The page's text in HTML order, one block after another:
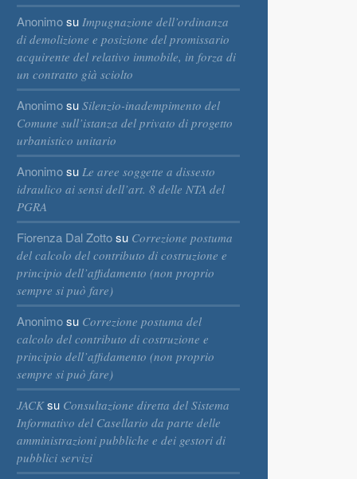
Anonimosu Impugnazione dell’ordinanza
di demolizione e posizione del promissario
acquirente del relativo immobile, in forza di
un contratto già sciolto
Anonimosu Silenzio-inadempimento del
Comune sull’istanza del privato di progetto
urbanistico unitario
Anonimosu Le aree soggette a dissesto
idraulico ai sensi dell’art. 8 delle NTA del
PGRA
Fiorenza Dal Zottosu Correzione postuma
del calcolo del contributo di costruzione e
principio dell’affidamento (non proprio
sempre si può fare)
Anonimosu Correzione postuma del
calcolo del contributo di costruzione e
principio dell’affidamento (non proprio
sempre si può fare)
JACKsu Consultazione diretta del Sistema
Informativo del Casellario da parte delle
amministrazioni pubbliche e dei gestori di
pubblici servizi